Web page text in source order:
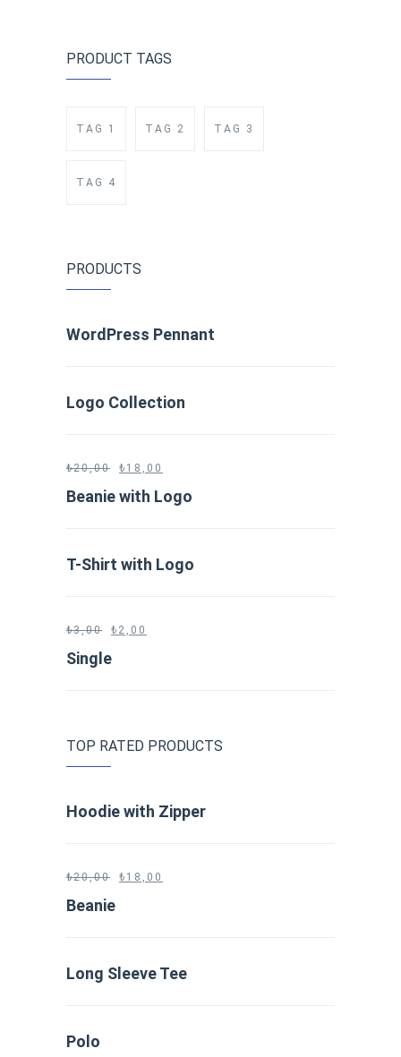
PRODUCT TAGS
TAG 1 TAG 2 TAG 3
TAG 4
PRODUCTS
WordPress Pennant
Logo Collection
₺20,00 ₺ 18,00
Beanie with Logo
T-Shirt with Logo
₺3,00 ₺ 2,00
Single
TOP RATED PRODUCTS
Hoodie with Zipper
₺20,00 ₺ 18,00
Beanie
Long Sleeve Tee
Polo